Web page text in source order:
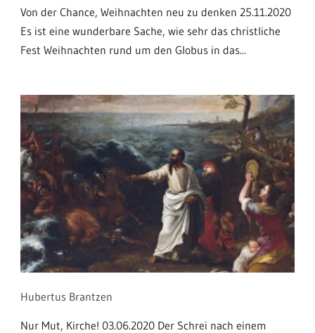
Von der Chance, Weihnachten neu zu denken 25.11.2020
Es ist eine wunderbare Sache, wie sehr das christliche
Fest Weihnachten rund um den Globus in das...
Hubertus Brantzen
Nur Mut, Kirche! 03.06.2020 Der Schrei nach einem